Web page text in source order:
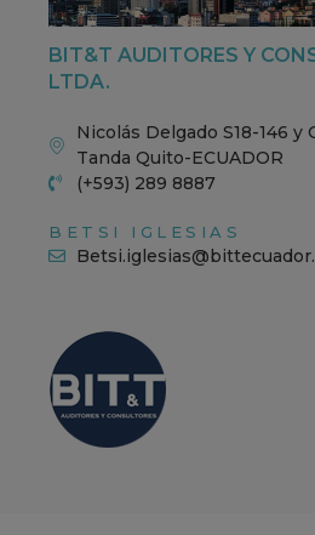
BIT&T AUDITORES Y
LTDA.
Nicolás Delgado S18-146 y
Tanda Quito-ECUADOR
(+593) 289 8887
BETSI IGLESIAS